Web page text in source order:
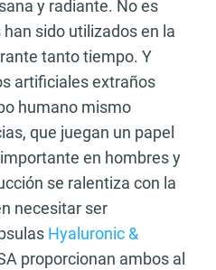
y radiante. No es
sido utilizados en la
tanto tiempo. Y
artificiales extraños
humano mismo
que juegan un papel
en hombres y
se ralentiza con la
necesitar ser
Hyaluronic &
proporcionan ambos al